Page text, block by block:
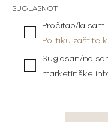
SUGLASNOT
Pročitao/la sam
Politiku zaštite
Suglasan/na
marketinške